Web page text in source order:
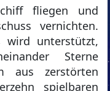
fliegen und
vernichten.
wird unterstützt,
Sterne
aus zerstörten
spielbaren